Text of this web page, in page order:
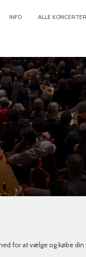
INFO ALLE KONCERTER
for at vælge og købe